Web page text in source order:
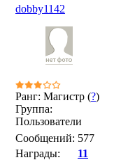
dobby1142
Ранг: Магистр (?)
Группа:
Пользователи
Сообщений: 577
Награды:
11